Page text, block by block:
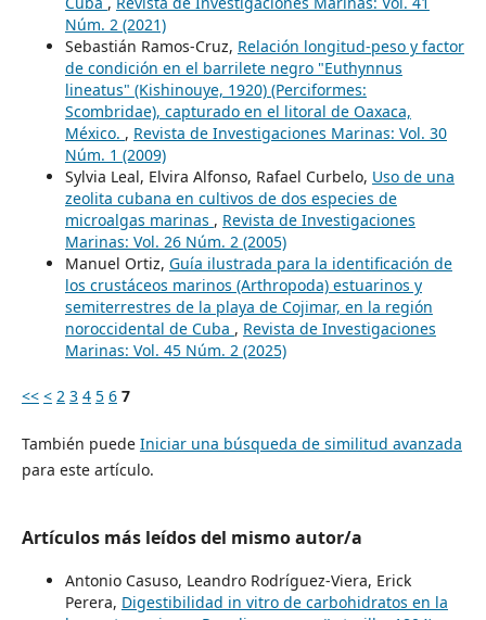
Núm. 2 (2021)
Sebastián Ramos-Cruz, Relación longitud-peso y factor
de condición en el barrilete negro "Euthynnus
lineatus" (Kishinouye, 1920) (Perciformes:
Scombridae), capturado en el litoral de Oaxaca,
México. , Revista de Investigaciones Marinas: Vol. 30
Núm. 1 (2009)
Sylvia Leal, Elvira Alfonso, Rafael Curbelo, Uso de una
zeolita cubana en cultivos de dos especies de
microalgas marinas , Revista de Investigaciones
Marinas: Vol. 26 Núm. 2 (2005)
Manuel Ortiz, Guía ilustrada para la identificación de
los crustáceos marinos (Arthropoda) estuarinos y
semiterrestres de la playa de Cojimar, en la región
noroccidental de Cuba , Revista de Investigaciones
Marinas: Vol. 45 Núm. 2 (2025)
<< < 2 3 4 5 6 7
También puede Iniciar una búsqueda de similitud avanzada
para este artículo.
Artículos más leídos del mismo autor/a
Antonio Casuso, Leandro Rodríguez-Viera, Erick
Perera, Digestibilidad in vitro de carbohidratos en la